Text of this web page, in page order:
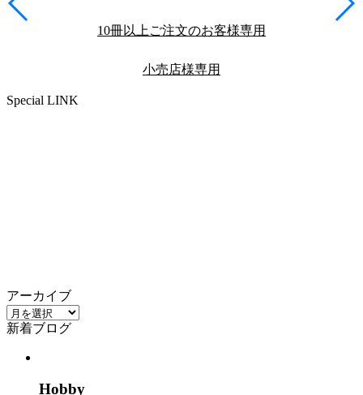
10冊以上ご注文のお客様専用
小売店様専用
Special LINK
アーカイブ
ア
ー
新着ブログ
Hobby